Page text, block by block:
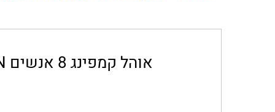
אוהל קמפינג 8 אנשים COLEMAN דגם SKYDOME-8